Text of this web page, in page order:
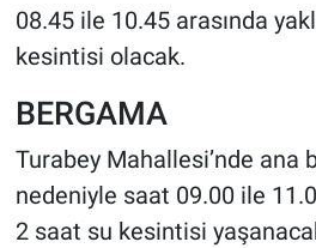
08.45 ile 10.45 arasında
kesintisi olacak.
BERGAMA
Turabey Mahallesi’nde ana
nedeniyle saat 09.00 ile
2 saat su kesintisi